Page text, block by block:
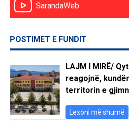
SarandaWeb
POSTIMET E FUNDIT
LAJM I MIRË/
reagojnë,
territorin e
Lexoni më shumë